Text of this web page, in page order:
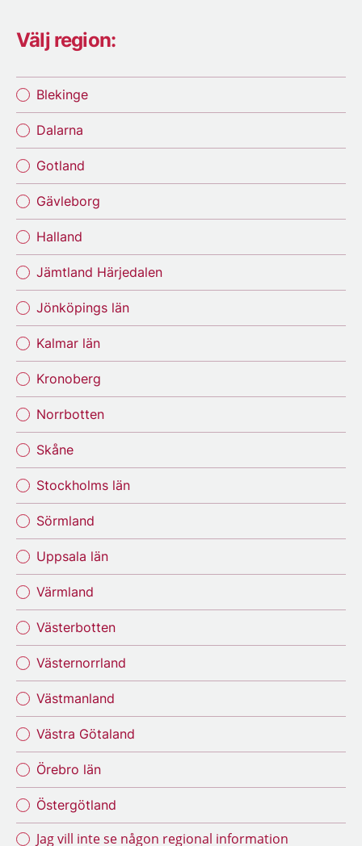
Välj region:
Blekinge
Dalarna
Gotland
Gävleborg
Halland
Jämtland Härjedalen
Jönköpings län
Kalmar län
Kronoberg
Norrbotten
Skåne
Stockholms län
Sörmland
Uppsala län
Värmland
Västerbotten
Västernorrland
Västmanland
Västra Götaland
Örebro län
Östergötland
Jag vill inte se någon regional information